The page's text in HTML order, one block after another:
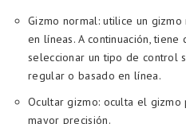
Gizmo normal: utilice un
en líneas. A continuación, tiene
seleccionar un tipo de control
regular o basado en línea.
Ocultar gizmo: oculta el gizmo
mayor precisión.